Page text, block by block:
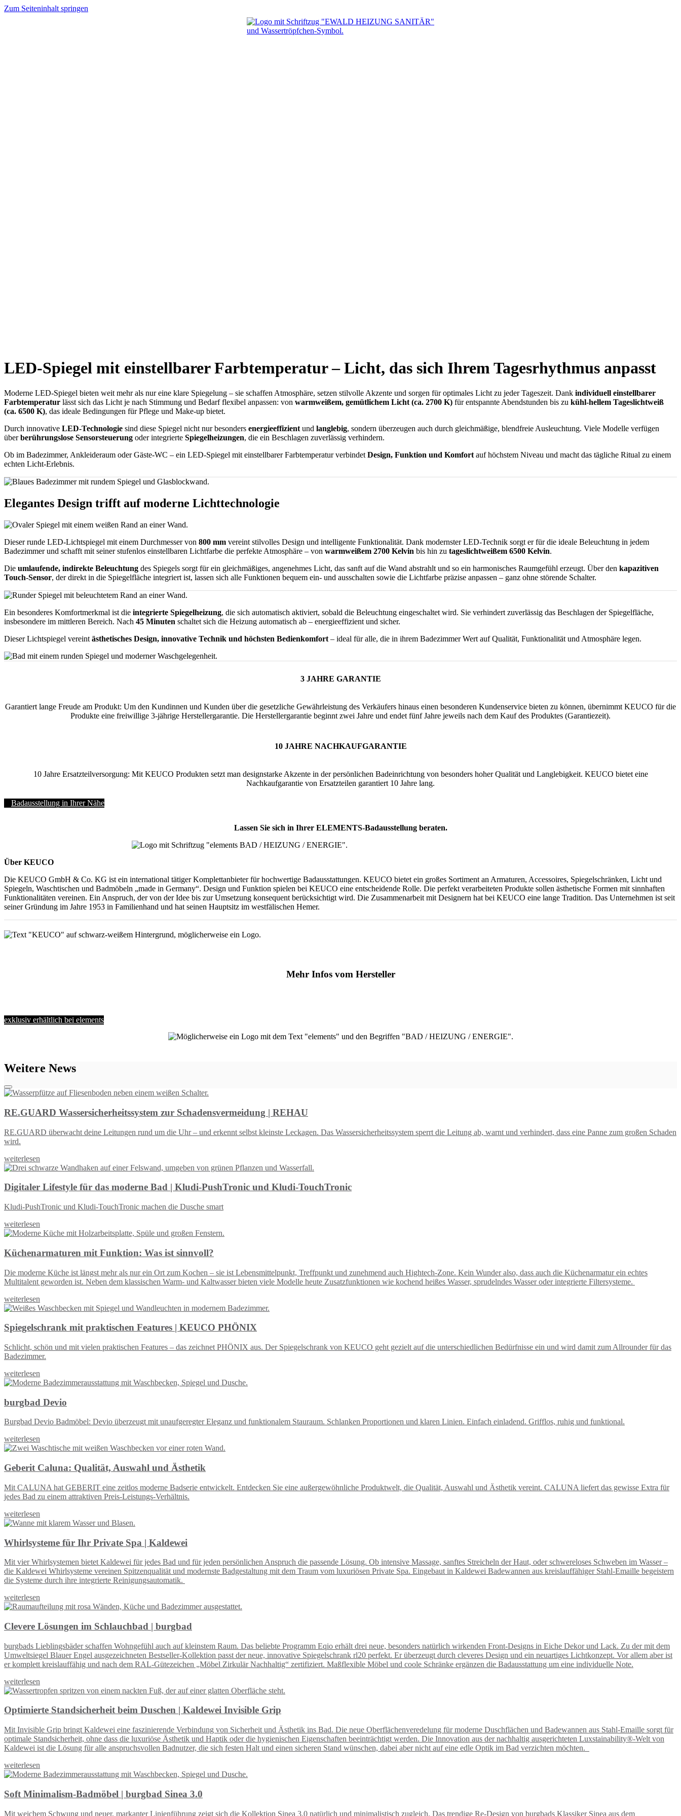
Zum Seiteninhalt springen
LED-Spiegel mit einstellbarer Farbtemperatur – Licht, das sich Ihrem Tagesrhythmus anpasst
Moderne LED-Spiegel bieten weit mehr als nur eine klare Spiegelung – sie schaffen Atmosphäre, setzen stilvolle Akzente und sorgen für optimales Licht zu jeder Tageszeit. Dank individuell einstellbarer
Farbtemperatur lässt sich das Licht je nach Stimmung und Bedarf flexibel anpassen: von warmweißem, gemütlichem Licht (ca. 2700 K) für entspannte Abendstunden bis zu kühl-hellem Tageslichtweiß
(ca. 6500 K), das ideale Bedingungen für Pflege und Make-up bietet.
Durch innovative LED-Technologie sind diese Spiegel nicht nur besonders energieeffizient und langlebig, sondern überzeugen auch durch gleichmäßige, blendfreie Ausleuchtung. Viele Modelle verfügen
überberührungslose Sensorsteuerung oder integrierte Spiegelheizungen, die ein Beschlagen zuverlässig verhindern.
Ob im Badezimmer, Ankleideraum oder Gäste-WC – ein LED-Spiegel mit einstellbarer Farbtemperatur verbindet Design, Funktion und Komfort auf höchstem Niveau und macht das tägliche Ritual zu einem
echten Licht-Erlebnis.
Elegantes Design trifft auf moderne Lichttechnologie
Dieser runde LED-Lichtspiegel mit einem Durchmesser von 800 mm vereint stilvolles Design und intelligente Funktionalität. Dank modernster LED-Technik sorgt er für die ideale Beleuchtung in jedem
Badezimmer und schafft mit seiner stufenlos einstellbaren Lichtfarbe die perfekte Atmosphäre – von warmweißem 2700 Kelvin bis hin zu tageslichtweißem 6500 Kelvin.
Die umlaufende, indirekte Beleuchtung des Spiegels sorgt für ein gleichmäßiges, angenehmes Licht, das sanft auf die Wand abstrahlt und so ein harmonisches Raumgefühl erzeugt. Über den kapazitiven
Touch-Sensor, der direkt in die Spiegelfläche integriert ist, lassen sich alle Funktionen bequem ein- und ausschalten sowie die Lichtfarbe präzise anpassen – ganz ohne störende Schalter.
Ein besonderes Komfortmerkmal ist die integrierte Spiegelheizung, die sich automatisch aktiviert, sobald die Beleuchtung eingeschaltet wird. Sie verhindert zuverlässig das Beschlagen der Spiegelfläche,
insbesondere im mittleren Bereich. Nach 45 Minuten schaltet sich die Heizung automatisch ab – energieeffizient und sicher.
Dieser Lichtspiegel vereint ästhetisches Design, innovative Technik und höchsten Bedienkomfort – ideal für alle, die in ihrem Badezimmer Wert auf Qualität, Funktionalität und Atmosphäre legen.
3 JAHRE GARANTIE
Garantiert lange Freude am Produkt: Um den Kundinnen und Kunden über die gesetzliche Gewährleistung des Verkäufers hinaus einen besonderen Kundenservice bieten zu können, übernimmt KEUCO für die
Produkte eine freiwillige 3-jährige Herstellergarantie. Die Herstellergarantie beginnt zwei Jahre und endet fünf Jahre jeweils nach dem Kauf des Produktes (Garantiezeit).
10 JAHRE NACHKAUFGARANTIE
10 Jahre Ersatzteilversorgung: Mit KEUCO Produkten setzt man designstarke Akzente in der persönlichen Badeinrichtung von besonders hoher Qualität und Langlebigkeit. KEUCO bietet eine
Nachkaufgarantie von Ersatzteilen garantiert 10 Jahre lang.
Badausstellung in Ihrer Nähe
Lassen Sie sich in Ihrer ELEMENTS-Badausstellung beraten.
Über KEUCO
Die KEUCO GmbH & Co. KG ist ein international tätiger Komplettanbieter für hochwertige Badausstattungen. KEUCO bietet ein großes Sortiment an Armaturen, Accessoires, Spiegelschränken, Licht und
Spiegeln, Waschtischen und Badmöbeln „made in Germany“. Design und Funktion spielen bei KEUCO eine entscheidende Rolle. Die perfekt verarbeiteten Produkte sollen ästhetische Formen mit sinnhaften
Funktionalitäten vereinen. Ein Anspruch, der von der Idee bis zur Umsetzung konsequent berücksichtigt wird. Die Zusammenarbeit mit Designern hat bei KEUCO eine lange Tradition. Das Unternehmen ist seit
seiner Gründung im Jahre 1953 in Familienhand und hat seinen Hauptsitz im westfälischen Hemer.
Mehr Infos vom Hersteller
exklusiv erhältlich bei elements
Weitere News
RE.GUARD Wassersicherheitssystem zur Schadensvermeidung | REHAU
RE.GUARD überwacht deine Leitungen rund um die Uhr – und erkennt selbst kleinste Leckagen. Das Wassersicherheitssystem sperrt die Leitung ab, warnt und verhindert, dass eine Panne zum großen Schaden
wird.
weiterlesen
Digitaler Lifestyle für das moderne Bad | Kludi-PushTronic und Kludi-TouchTronic
Kludi-PushTronic und Kludi-TouchTronic machen die Dusche smart
weiterlesen
Küchenarmaturen mit Funktion: Was ist sinnvoll?
Die moderne Küche ist längst mehr als nur ein Ort zum Kochen – sie ist Lebensmittelpunkt, Treffpunkt und zunehmend auch Hightech-Zone. Kein Wunder also, dass auch die Küchenarmatur ein echtes
Multitalent geworden ist. Neben dem klassischen Warm- und Kaltwasser bieten viele Modelle heute Zusatzfunktionen wie kochend heißes Wasser, sprudelndes Wasser oder integrierte Filtersysteme.
weiterlesen
Spiegelschrank mit praktischen Features | KEUCO PHÖNIX
Schlicht, schön und mit vielen praktischen Features – das zeichnet PHÖNIX aus. Der Spiegelschrank von KEUCO geht gezielt auf die unterschiedlichen Bedürfnisse ein und wird damit zum Allrounder für das
Badezimmer.
weiterlesen
burgbad Devio
Burgbad Devio Badmöbel: Devio überzeugt mit unaufgeregter Eleganz und funktionalem Stauraum. Schlanken Proportionen und klaren Linien. Einfach einladend. Grifflos, ruhig und funktional.
weiterlesen
Geberit Caluna: Qualität, Auswahl und Ästhetik
Mit CALUNA hat GEBERIT eine zeitlos moderne Badserie entwickelt. Entdecken Sie eine außergewöhnliche Produktwelt, die Qualität, Auswahl und Ästhetik vereint. CALUNA liefert das gewisse Extra für
jedes Bad zu einem attraktiven Preis-Leistungs-Verhältnis.
weiterlesen
Whirlsysteme für Ihr Private Spa | Kaldewei
Mit vier Whirlsystemen bietet Kaldewei für jedes Bad und für jeden persönlichen Anspruch die passende Lösung. Ob intensive Massage, sanftes Streicheln der Haut, oder schwereloses Schweben im Wasser –
die Kaldewei Whirlsysteme vereinen Spitzenqualität und modernste Badgestaltung mit dem Traum vom luxuriösen Private Spa. Eingebaut in Kaldewei Badewannen aus kreislauffähiger Stahl-Emaille begeistern
die Systeme durch ihre integrierte Reinigungsautomatik.
weiterlesen
Clevere Lösungen im Schlauchbad | burgbad
burgbads Lieblingsbäder schaffen Wohngefühl auch auf kleinstem Raum. Das beliebte Programm Eqio erhält drei neue, besonders natürlich wirkenden Front-Designs in Eiche Dekor und Lack. Zu der mit dem
Umweltsiegel Blauer Engel ausgezeichneten Bestseller-Kollektion passt der neue, innovative Spiegelschrank rl20 perfekt. Er überzeugt durch cleveres Design und ein neuartiges Lichtkonzept. Vor allem aber ist
er komplett kreislauffähig und nach dem RAL-Gütezeichen „Möbel Zirkulär Nachhaltig“ zertifiziert. Maßflexible Möbel und coole Schränke ergänzen die Badausstattung um eine individuelle Note.
weiterlesen
Optimierte Standsicherheit beim Duschen | Kaldewei Invisible Grip
Mit Invisible Grip bringt Kaldewei eine faszinierende Verbindung von Sicherheit und Ästhetik ins Bad. Die neue Oberflächenveredelung für moderne Duschflächen und Badewannen aus Stahl-Emaille sorgt für
optimale Standsicherheit, ohne dass die luxuriöse Ästhetik und Haptik oder die hygienischen Eigenschaften beeinträchtigt werden. Die Innovation aus der nachhaltig ausgerichteten Luxstainability®-Welt von
Kaldewei ist die Lösung für alle anspruchsvollen Badnutzer, die sich festen Halt und einen sicheren Stand wünschen, dabei aber nicht auf eine edle Optik im Bad verzichten möchten.
weiterlesen
Soft Minimalism-Badmöbel | burgbad Sinea 3.0
Mit weichem Schwung und neuer, markanter Linienführung zeigt sich die Kollektion Sinea 3.0 natürlich und minimalistisch zugleich. Das trendige Re-Design von burgbads Klassiker Sinea aus dem